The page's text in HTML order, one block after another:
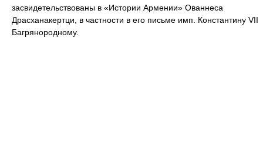
засвидетельствованы в «Истории Армении» Ованнеса
Драсханакертци, в частности в его письме имп. Константину VII
Багрянородному.